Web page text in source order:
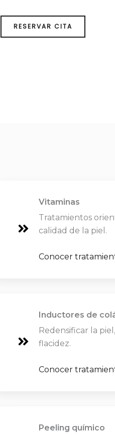
RESERVAR CITA
Vitaminas
Tratamientos
calidad de la piel.
Conocer
Inductores de
Redensificar la
flacidez.
Conocer
Peeling químico